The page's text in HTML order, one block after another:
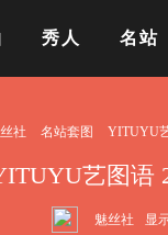
秀人 名站
社 名站套图 YITUYU
艺图语
魅丝社 显